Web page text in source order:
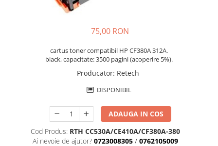
75,00 RON
cartus toner compatibil HP CF380A 312A.
black, capacitate: 3500 pagini (acoperire 5%).
Producator: Retech
DISPONIBIL
ADAUGA IN COS
Cod Produs: RTH CC530A/CE410A/CF380A-380
Ai nevoie de ajutor? 0723008305 / 0762105009